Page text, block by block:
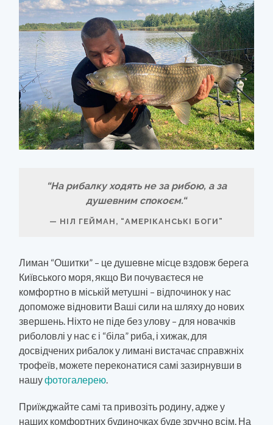
“На рибалку ходять не за рибою, а за
душевним спокоєм.“
НІЛ ГЕЙМАН, “АМЕРІКАНСЬКІ БОГИ”
Лиман “Ошитки” – це душевне місце вздовж берега
Київського моря, якщо Ви почуваєтеся не
комфортно в міській метушні – відпочинок у нас
допоможе відновити Ваші сили на шляху до нових
звершень. Ніхто не піде без улову – для новачків
риболовлі у нас є і “біла” риба, і хижак, для
досвідчених рибалок у лимані вистачає справжніх
трофеїв, можете переконатися самі зазирнувши в
нашуфотогалерею.
Приїжджайте самі та привозіть родину, адже у
наших комфортних будиночках буде зручно всім. На